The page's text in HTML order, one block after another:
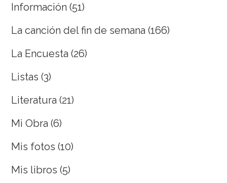
Información (51)
La canción del fin de semana (166)
La Encuesta (26)
Listas (3)
Literatura (21)
Mi Obra (6)
Mis fotos (10)
Mis libros (5)